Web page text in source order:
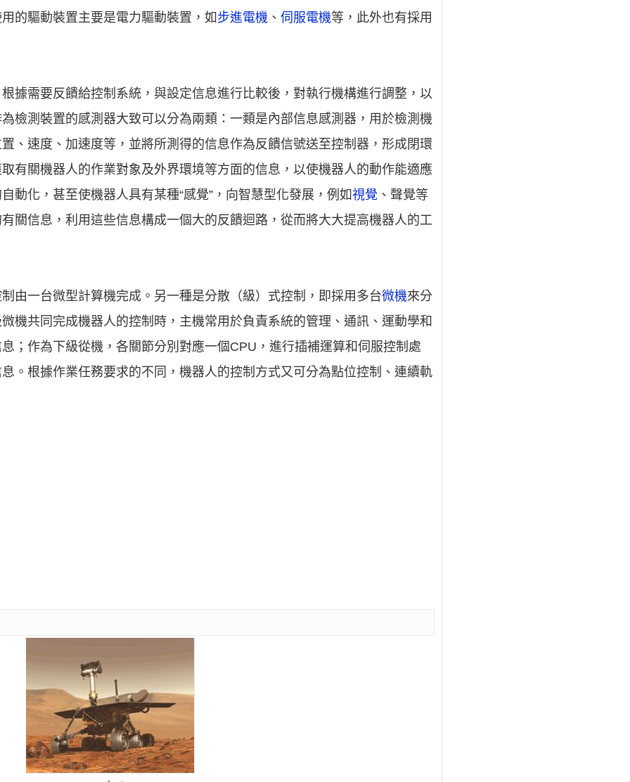
的驅動裝置主要是電力驅動裝置，如 步進電機 、伺服電機等，此外也有採用
據需要反饋給控制系統，與設定信息進行比較後，對執行機構進行調整，以
檢測裝置的感測器大致可以分為兩類：一類是內部信息感測器，用於檢測機
、速度、加速度等，並將所測得的信息作為反饋信號送至控制器，形成閉環
有關機器人的作業對象及外界環境等方面的信息，以使機器人的動作能適應
動化，甚至使機器人具有某種“感覺”，向智慧型化發展，例如視覺 、聲覺等
關信息，利用這些信息構成一個大的反饋迴路，從而將大大提高機器人的工
由一台微型計算機完成。另一種是分散（級）式控制，即採用多台微機來分
機共同完成機器人的控制時，主機常用於負責系統的管理、通訊、運動學和
；作為下級從機，各關節分別對應一個CPU，進行插補運算和伺服控制處
。根據作業任務要求的不同，機器人的控制方式又可分為點位控制、連續軌